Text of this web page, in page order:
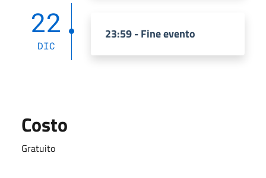
22
DIC
23:59 - Fine evento
Costo
Gratuito